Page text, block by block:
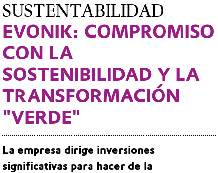
SUSTENTABILIDAD
EVONIK: COMPROMISO
CON LA
SOSTENIBILIDAD Y LA
TRANSFORMACIÓN
"VERDE"
La empresa dirige inversiones
significativas para hacer de la